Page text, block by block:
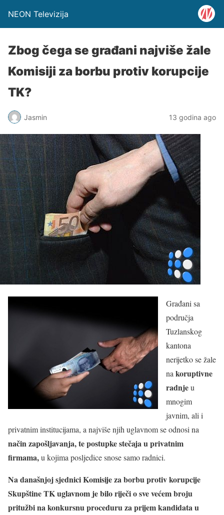
NEON Televizija
Zbog čega se građani najviše žale
Komisiji za borbu protiv korupcije
TK?
Jasmin 13 godina ago
Građani sa
područja
Tuzlanskog
kantona
nerijetko se žale
na koruptivne
radnjeu
mnogim
javnim, ali i
privatnim institucijama, a najviše njih uglavnom se odnosi na
način zapošljavanja, te postupke stečaja u privatnim
firmama,u kojima posljedice snose samo radnici.
Na današnjoj sjednici Komisije za borbu protiv korupcije
Skupštine TK uglavnom je bilo riječi o sve većem broju
pritužbi na konkursnu proceduru za prijem kandidata u